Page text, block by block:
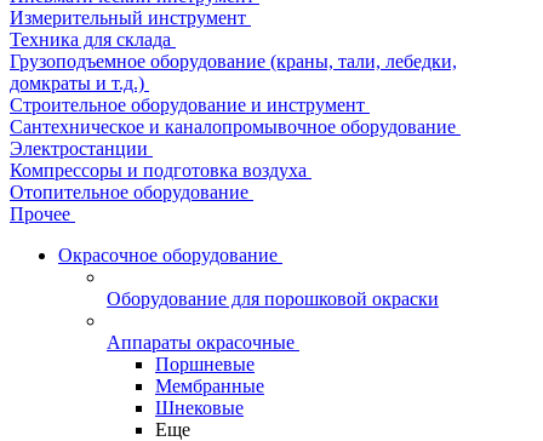
Измерительный инструмент
Техника для склада
Грузоподъемное оборудование (краны, тали, лебедки,
домкраты и т.д.)
Строительное оборудование и инструмент
Сантехническое и каналопромывочное оборудование
Электростанции
Компрессоры и подготовка воздуха
Отопительное оборудование
Прочее
Окрасочное оборудование
Оборудование для порошковой окраски
Аппараты окрасочные
Поршневые
Мембранные
Шнековые
Еще